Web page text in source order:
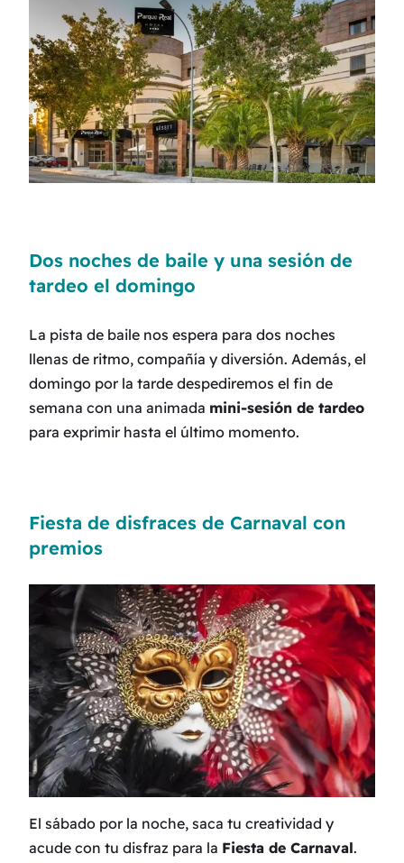
Dos noches de baile y una sesión de
tardeo el domingo
La pista de baile nos espera para dos noches
llenas de ritmo, compañía y diversión. Además, el
domingo por la tarde despediremos el fin de
semana con una animada mini-sesión de tardeo
para exprimir hasta el último momento.
Fiesta de disfraces de Carnaval con
premios
El sábado por la noche, saca tu creatividad y
acude con tu disfraz para la Fiesta de Carnaval.